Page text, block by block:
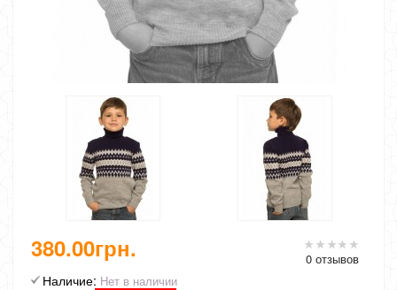
0 отзывов
380.00грн.
Наличие: Нет в наличии